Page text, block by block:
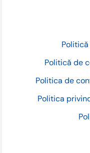
Politică de
Politica de
Politica